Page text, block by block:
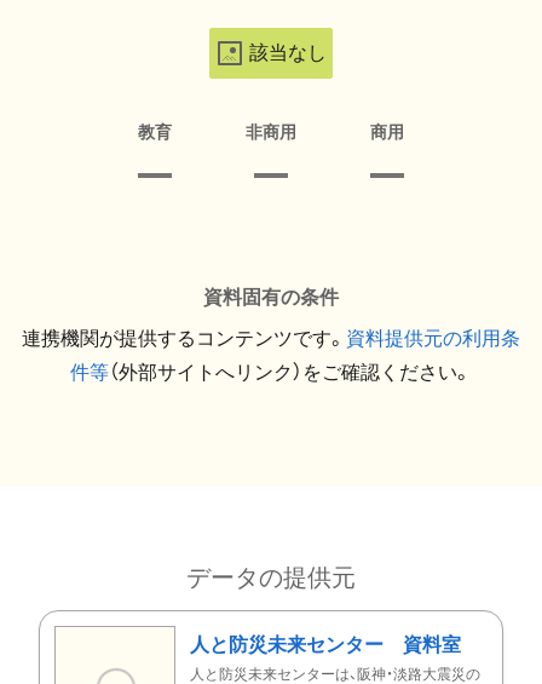
該当なし
教育 非商用 商用
資料固有の条件
連携機関が提供するコンテンツです。 資料提供元の利用条
件等（外部サイトへリンク）をご確認ください。
データの提供元
人と防災未来センター 資料室
人と防災未来センターは、阪神・淡路大震災の